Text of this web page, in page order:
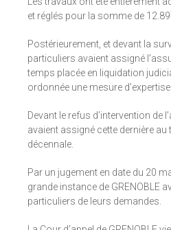
et réglés pour la somme de
Postérieurement, et devant la
particuliers avaient assigné
temps placée en liquidation
ordonnée une mesure
Devant le refus d’intervention de
avaient assigné cette dernière au
décennale.
Par un jugement en date du 20
grande instance de GRENOBLE
particuliers de leurs demandes.